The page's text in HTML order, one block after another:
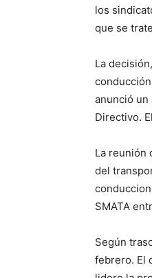
los
que se
La
anunció un
Directivo.
La reunión
del
SMATA
Según
febrero. El